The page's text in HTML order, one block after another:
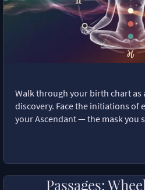
Walk through your birth chart as
discovery. Face the initiations of
your Ascendant — the mask you
Passages: